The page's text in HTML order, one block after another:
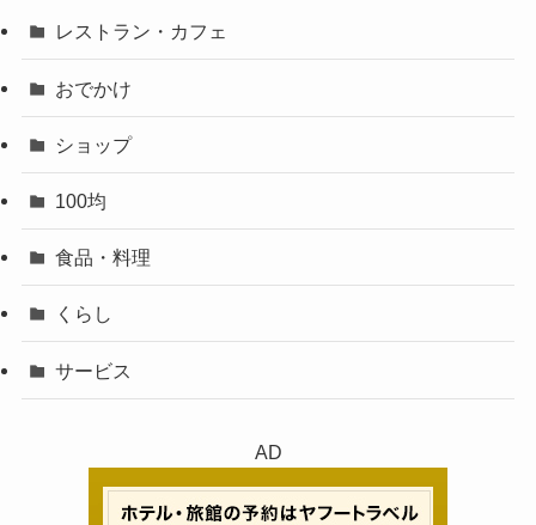
レストラン・カフェ
おでかけ
ショップ
100均
食品・料理
くらし
サービス
AD